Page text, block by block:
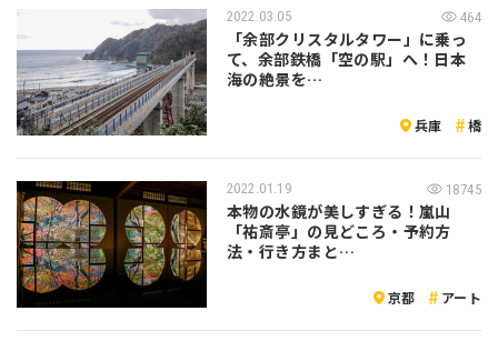
2022.03.05 464
「余部クリスタルタワー」に乗っ
て、余部鉄橋「空の駅」へ！日本
海の絶景を…
兵庫 橋
2022.01.19 18745
本物の水鏡が美しすぎる！嵐山
「祐斎亭」の見どころ・予約方
法・行き方まと…
京都 アート